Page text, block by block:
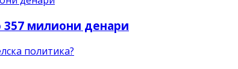
357 милиони денари